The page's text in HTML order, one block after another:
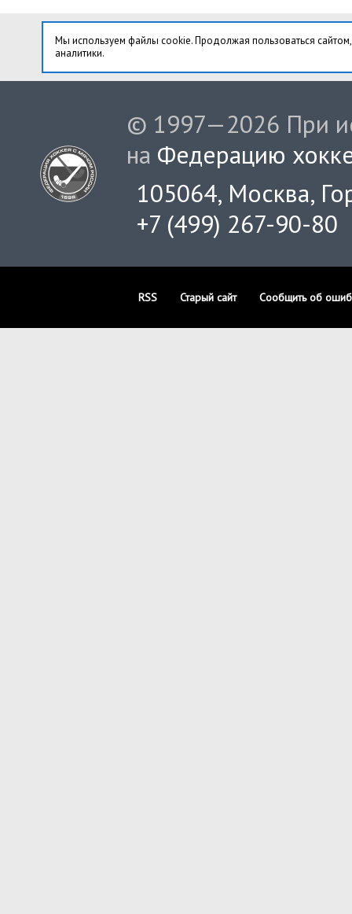
Мы используем файлы cookie. Продолжая пользоваться
аналитики.
© 1997—2026 При
на Федерацию
105064, Москва,
+7 (499) 267-90-80
RSS Старый сайт Сообщить об